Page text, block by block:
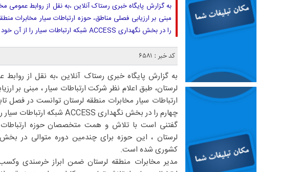
به گزارش پایگاه خبری رستاک آنلاین ،به نقل از روابط عمومی
را در بخش نگهداری ACCESS شبکه ارتباطات سیار را از آن خود کند. گفتنی
کد خبر : 6581
به گزارش پایگاه خبری رستاک آنلاین ،به نقل از
لرستان، طبق اعلام نظر شرکت ارتباطات سیار ، مبنی بر
چهارم را در بخش نگهداری ACCESS شبکه ارتباطات سیار را از آن خود کند.
گفتنی است با تلاش و همت متخصصان حوزه ارتباطات
لرستان ، این حوزه برای چندمین دوره متوالی در بخش
کشوری شده است.
مدیر مخابرات منطقه لرستان ضمن ابراز خرسندی